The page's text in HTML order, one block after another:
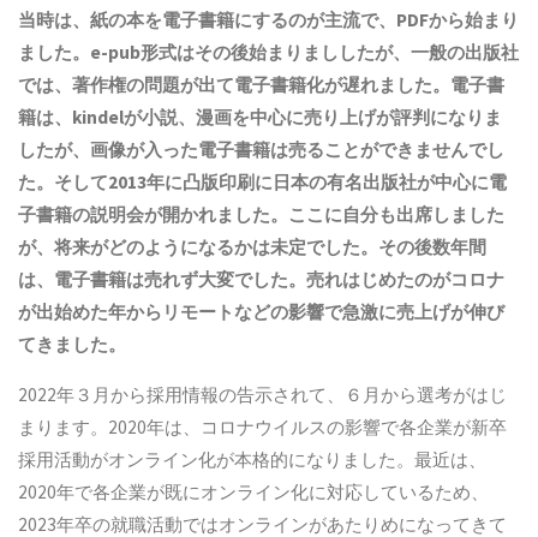
当時は、紙の本を電子書籍にするのが主流で、PDFから始まり
ました。e-pub形式はその後始まりまししたが、一般の出版社
では、著作権の問題が出て電子書籍化が遅れました。電子書
籍は、kindelが小説、漫画を中心に売り上げが評判になりま
したが、画像が入った電子書籍は売ることができませんでし
た。そして2013年に凸版印刷に日本の有名出版社が中心に電
子書籍の説明会が開かれました。ここに自分も出席しました
が、将来がどのようになるかは未定でした。その後数年間
は、電子書籍は売れず大変でした。売れはじめたのがコロナ
が出始めた年からリモートなどの影響で急激に売上げが伸び
てきました。
2022年３月から採用情報の告示されて、６月から選考がはじ
まります。2020年は、コロナウイルスの影響で各企業が新卒
採用活動がオンライン化が本格的になりました。最近は、
2020年で各企業が既にオンライン化に対応しているため、
2023年卒の就職活動ではオンラインがあたりめになってきて